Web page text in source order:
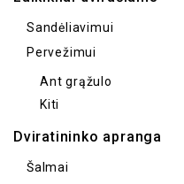
Sandėliavimui
Pervežimui
Ant grąžulo
Kiti
Dviratininko apranga
Šalmai